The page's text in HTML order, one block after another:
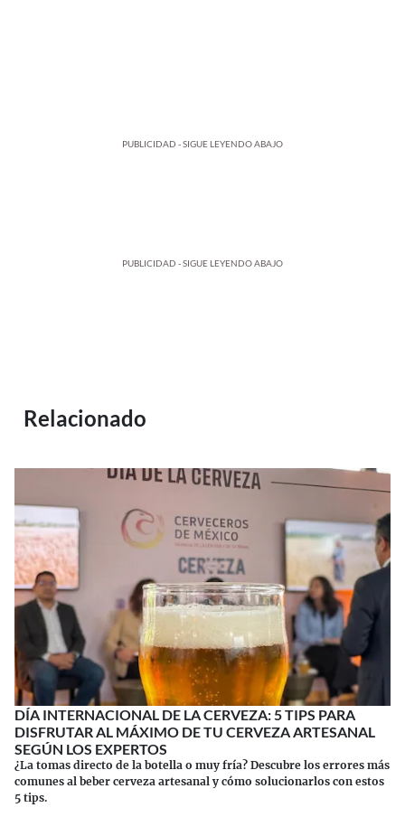
PUBLICIDAD - SIGUE LEYENDO ABAJO
PUBLICIDAD - SIGUE LEYENDO ABAJO
Relacionado
DÍA INTERNACIONAL DE LA CERVEZA: 5 TIPS PARA
DISFRUTAR AL MÁXIMO DE TU CERVEZA ARTESANAL
SEGÚN LOS EXPERTOS
¿La tomas directo de la botella o muy fría? Descubre los errores más
comunes al beber cerveza artesanal y cómo solucionarlos con estos
5 tips.